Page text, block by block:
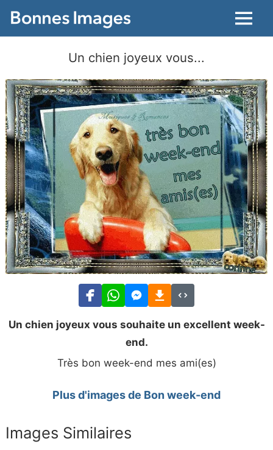
Menu
Un chien joyeux vous...
Un chien joyeux vous souhaite un excellent week-
end.
Très bon week-end mes ami(es)
Plus d'images de Bon week-end
Images Similaires